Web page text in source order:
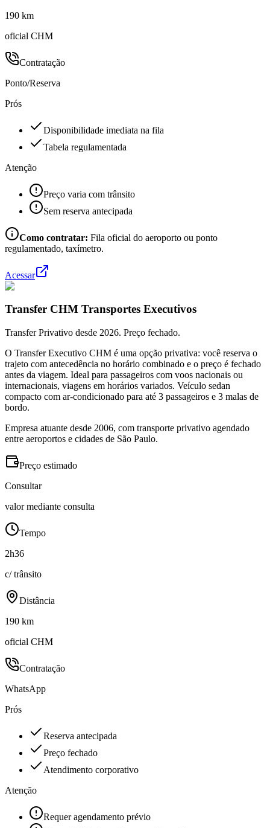
190 km
oficial CHM
Contratação
Ponto/Reserva
Prós
Disponibilidade imediata na fila
Tabela regulamentada
Atenção
Preço varia com trânsito
Sem reserva antecipada
Como contratar: Fila oficial do aeroporto ou ponto
regulamentado, taxímetro.
Acessar
Transfer CHM Transportes Executivos
Transfer Privativo desde 2026. Preço fechado.
O Transfer Executivo CHM é uma opção privativa: você reserva o
trajeto com antecedência no horário combinado e o preço é fechado
antes da viagem. Ideal para passageiros com voos nacionais ou
internacionais, viagens em horários variados. Veículo sedan
compacto com ar-condicionado para até 3 passageiros e 3 malas de
bordo.
Empresa atuante desde 2006, com transporte privativo agendado
entre aeroportos e cidades de São Paulo.
Preço estimado
Consultar
valor mediante consulta
Tempo
2h36
c/ trânsito
Distância
190 km
oficial CHM
Contratação
WhatsApp
Prós
Reserva antecipada
Preço fechado
Atendimento corporativo
Atenção
Requer agendamento prévio